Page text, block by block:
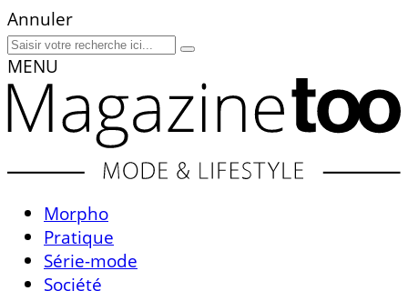
Annuler
MENU
Morpho
Pratique
Série-mode
Société